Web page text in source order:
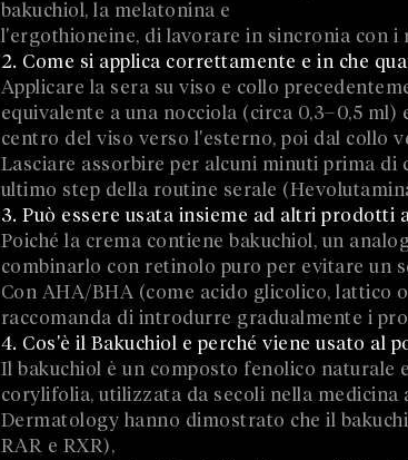
bakuchiol, la melatonina e
l'ergothioneine, di lavorare in sincronia con
2. Come si applica correttamente e in che
Applicare la sera su viso e collo
equivalente a una nocciola (circa 0,3–0,5
centro del viso verso l'esterno, poi dal collo
Lasciare assorbire per alcuni minuti prima
ultimo step della routine serale
3. Può essere usata insieme ad altri
Poiché la crema contiene bakuchiol, un
combinarlo con retinolo puro per evitare un
Con AHA/BHA (come acido glicolico, lattico
raccomanda di introdurre gradualmente i
4. Cos'è il Bakuchiol e perché viene usato al
Il bakuchiol è un composto fenolico naturale
corylifolia, utilizzata da secoli nella
Dermatology hanno dimostrato che il
RAR e RXR),